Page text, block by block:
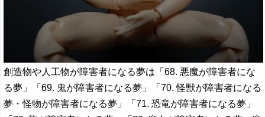
創造物や人工物が障害者になる夢は「68. 悪魔が障害者にな
る夢」「69. 鬼が障害者になる夢」「70. 怪獣が障害者になる
夢・怪物が障害者になる夢」「71. 恐竜が障害者になる夢」